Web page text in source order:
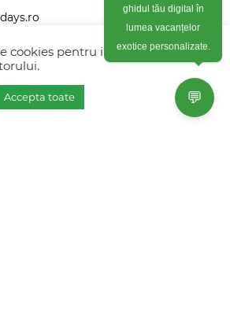
oferta personalizata
cookies pentru imbunatati
Accepta toate 💬
ghidul tău digital în
lumea vacanțelor
exotice personalizate.